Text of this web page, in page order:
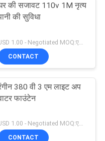
पूल
की सजावट 110v 1M नृत्य
की सुविधा
CONTACT
380 वी 3 एम लाइट अप
फाउंटेन
USD 1.00 - Negotiated MOQ:एक सेट
CONTACT